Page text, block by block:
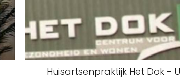
Huisartsenpraktijk Het Dok -